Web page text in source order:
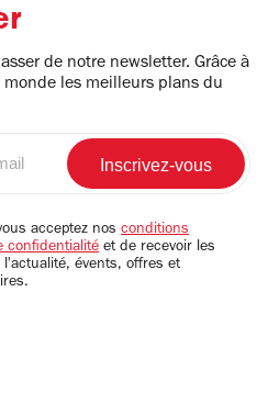
de notre newsletter. Grâce à
les meilleurs plans du
acceptez nos conditions
confidentialité et de recevoir les
l'actualité, évents, offres et